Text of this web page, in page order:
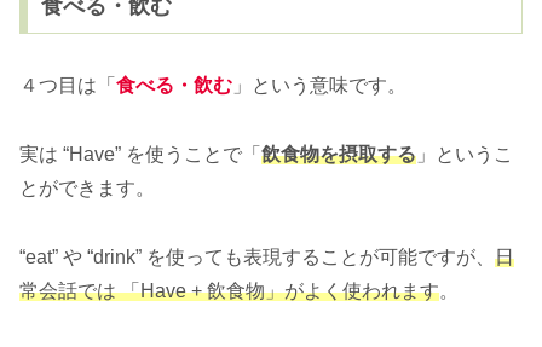
食べる・飲む
４つ目は「 食べる・飲む 」という意味です。
実は “Have” を使うことで「 飲食物を摂取する 」というこ
とができます。
“eat” や “drink” を使っても表現することが可能ですが、 日
常会話では 「Have + 飲食物」がよく使われます。